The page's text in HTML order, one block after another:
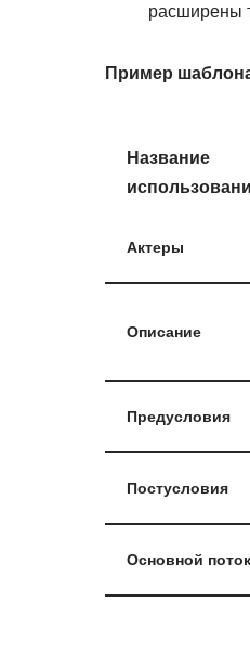
расширены
Пример
Название
Актеры
Описание
Предусловия
Постусловия
Основной поток